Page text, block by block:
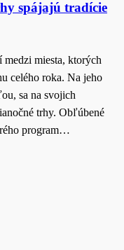
spájajú tradície
medzi miesta, ktorých
celého roka. Na jeho
sa na svojich
trhy. Obľúbené
program…